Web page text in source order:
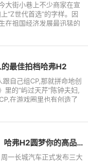
大街小巷上不少商家在宣
“Z世代首选”的字样。因
在祖国经济发展最迅猛的
定的消费能力。值得注意
最佳拍档哈弗H2
自己组CP,那就拼命地创
里的“屿过天芹”陈钟夫妇,
在游戏圈里也有创造了
难道,真的没有一个适合年
车展来临，价格更美，哈弗H2圆梦你的高品质生活
一长城汽车正式发布三大